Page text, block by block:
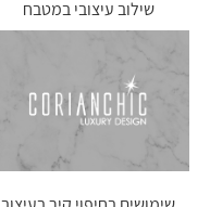
שילוב עיצובי במטבח